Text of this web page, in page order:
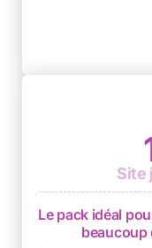
Site
Le pack idéal
beaucoup